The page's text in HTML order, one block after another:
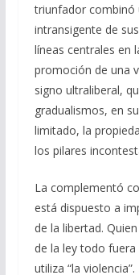
triunfador combinó
intransigente de
líneas centrales en
promoción de una
signo ultraliberal,
gradualismos, en
limitado, la
los pilares
La complementó
está dispuesto a
de la libertad.
de la ley todo
utiliza “la